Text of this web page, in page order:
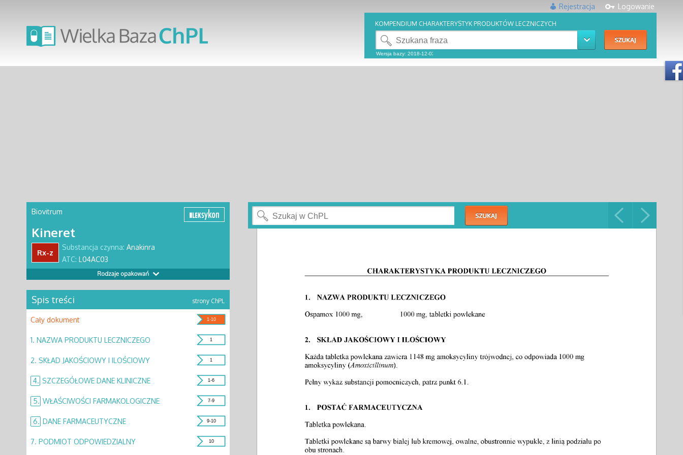
Logowanie
Rejestracja
KOMPENDIUM CHARAKTERYSTYK PRODUKTÓW LECZNICZYCH
Biovitrum
Kineret
Substancja czynna: Anakinra
ATC: L04AC03
Rx-z
Spis treści strony ChPL
Cały dokument 1-10
1. NAZWA PRODUKTU LECZNICZEGO 1
2. SKŁAD JAKOŚCIOWY I ILOŚCIOWY 1
4. SZCZEGÓŁOWE DANE KLINICZNE 1-6
5. WŁAŚCIWOŚCI FARMAKOLOGICZNE 7-9
6. DANE FARMACEUTYCZNE 9-10
7. PODMIOT ODPOWIEDZIALNY 10